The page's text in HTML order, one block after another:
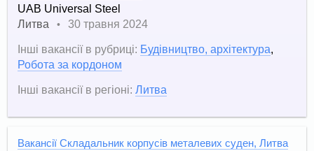
UAB Universal Steel
Литва
•
30 травня 2024
Інші вакансії в рубриці: Будівництво, архітектура,
Робота за кордоном
Інші вакансії в регіоні: Литва
Вакансії Складальник корпусів металевих суден, Литва